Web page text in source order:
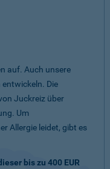
auf. Auch unsere
entwickeln. Die
Juckreiz über
Um
Allergie leidet, gibt es
bis zu 400 EUR